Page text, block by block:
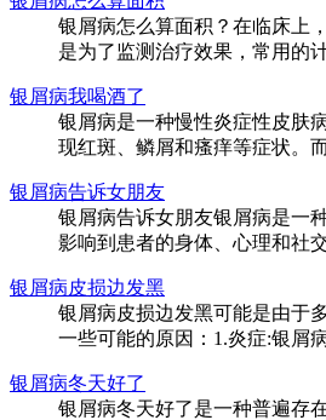
银屑病怎么算面积？在临床上
是为了监测治疗效果，常用的
银屑病我喝酒了
银屑病是一种慢性炎症性皮肤
现红斑、鳞屑和瘙痒等症状。
银屑病告诉女朋友
银屑病告诉女朋友银屑病是一
影响到患者的身体、心理和社
银屑病皮损边发黑
银屑病皮损边发黑可能是由于
一些可能的原因：1.炎症:银屑
银屑病冬天好了
银屑病冬天好了是一种普遍存